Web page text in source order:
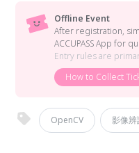
Offline Event
After registration,
ACCUPASS App for
Entry rules are
How to Collect
OpenCV 影像辨